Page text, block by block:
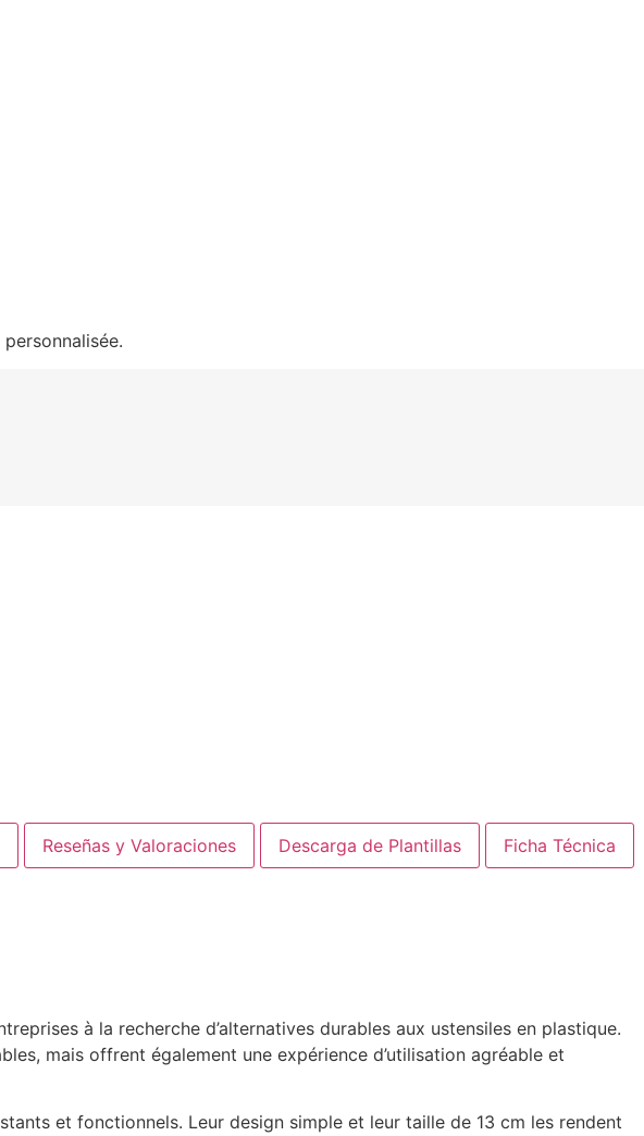
Reseñas y Valoraciones Descarga de Plantillas Ficha Técnica
à la recherche d’alternatives durables aux ustensiles en plastique.
mais offrent également une expérience d’utilisation agréable et
et fonctionnels. Leur design simple et leur taille de 13 cm les rendent